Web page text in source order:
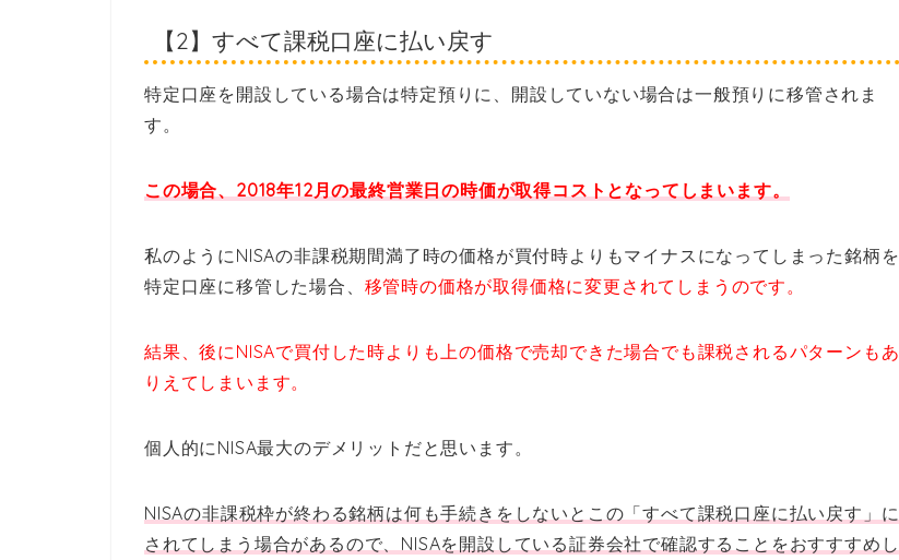
【2】すべて課税口座に払い戻す
特定口座を開設している場合は特定預りに、開設していない場合は一般預りに移管されま
す。
この場合、2018年12月の最終営業日の時価が取得コストとなってしまいます。
私のようにNISAの非課税期間満了時の価格が買付時よりもマイナスになってしまった銘柄を
特定口座に移管した場合、 移管時の価格が取得価格に変更されてしまうのです。
結果、後にNISAで買付した時よりも上の価格で売却できた場合でも課税されるパターンもあ
りえてしまいます。
個人的にNISA最大のデメリットだと思います。
NISAの非課税枠が終わる銘柄は何も手続きをしないとこの「すべて課税口座に払い戻す」に
されてしまう場合があるので、NISAを開設している証券会社で確認することをおすすすめし